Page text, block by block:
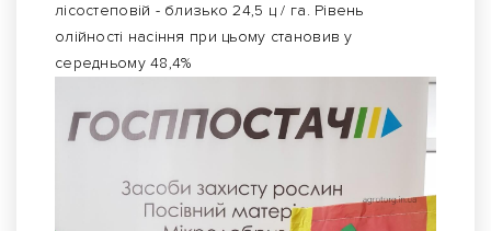
лісостеповій - близько 24,5 ц / га. Рівень
олійності насіння при цьому становив у
середньому 48,4%